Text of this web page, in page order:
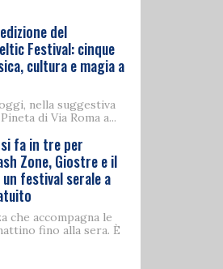
del
Festival: cinque
cultura e magia a
nella suggestiva
di Via Roma a...
fa in tre per
Zone, Giostre e il
un festival serale a
che accompagna le
fino alla sera. È